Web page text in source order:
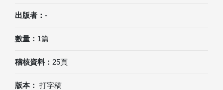
出版者： -
數量： 1篇
稽核資料： 25頁
版本： 打字稿